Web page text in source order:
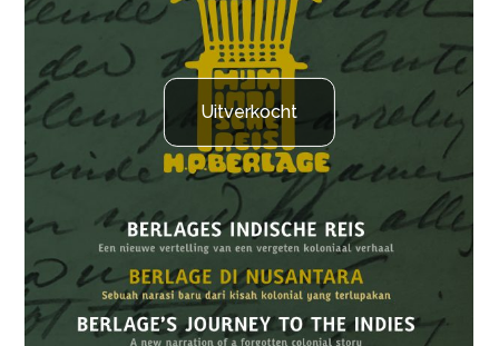
Uitverkocht